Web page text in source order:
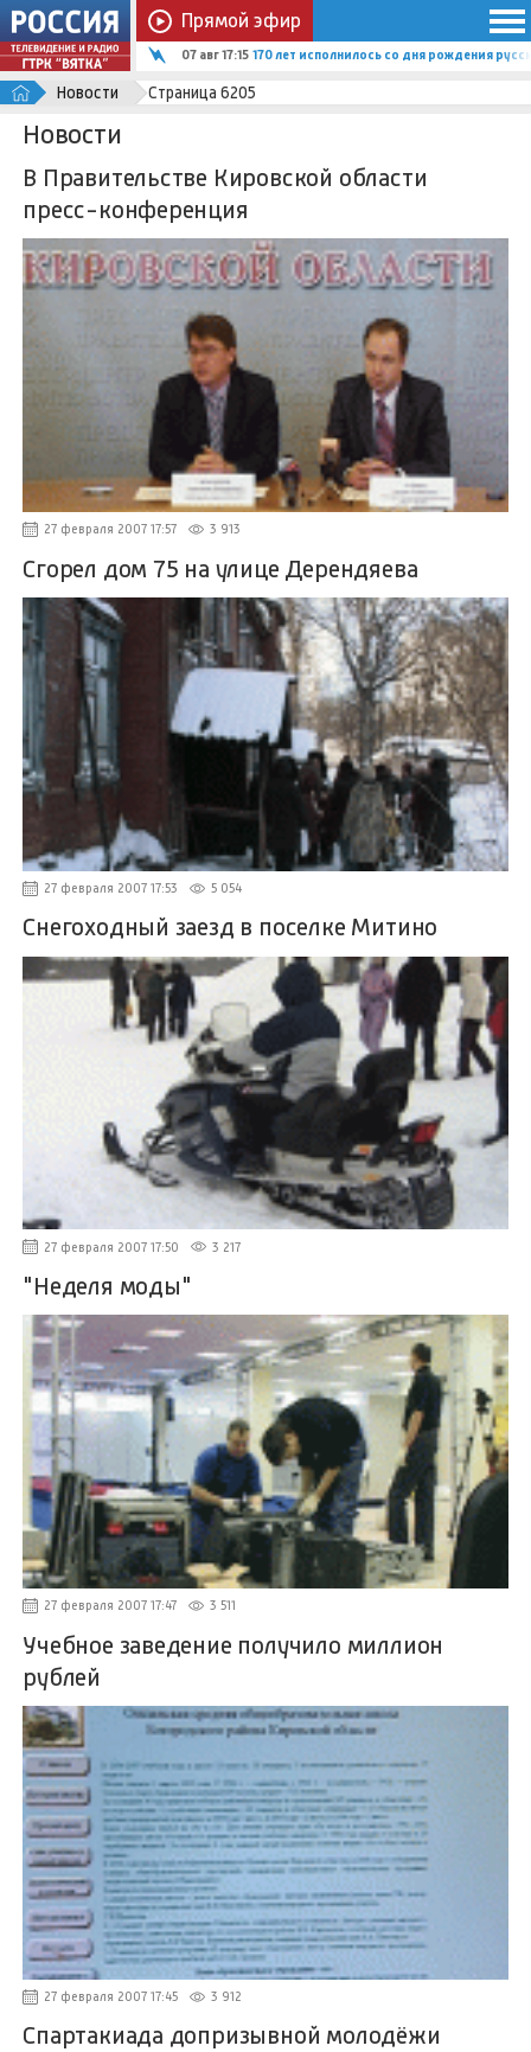
Прямой эфир
07 авг 17:15 170 лет исполнилось со дня рождения
Новости Страница 6205
Новости
В Правительстве Кировской области
пресс-конференция
27 февраля 2007 17:57 3 913
Сгорел дом 75 на улице Дерендяева
27 февраля 2007 17:53 5 054
Снегоходный заезд в поселке Митино
27 февраля 2007 17:50 3 217
"Неделя моды"
27 февраля 2007 17:47 3 511
Учебное заведение получило миллион
рублей
27 февраля 2007 17:45 3 912
Спартакиада допризывной молодёжи